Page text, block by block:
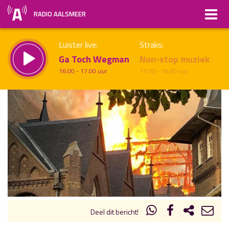
RADIO AALSMEER
Luister live:
Ga Toch Wegman
16.00 - 17.00 uur
Straks:
Non-stop muziek
17.00 - 19.00 uur
Vorig uur uur 1 van x Volgend uur
Inklappen
Deel dit bericht!